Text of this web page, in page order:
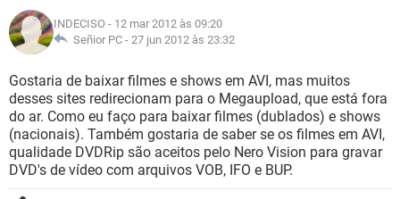
INSTAGRAM
GUIA DE COMPRAS
OUTLOOK EXCEL
INSTAGRAM
GUIA DE COMPRAS
JOGOS
CELULAR FACEBOOK
INSTAGRAM GMAIL
GUIA DE COMPRAS
GLOSSÁRIO
JOGOS
CELULAR FACEBOOK
OUTLOOK EXCEL
INSTAGRAM GMAIL
GUIA DE COMPRAS
INDECISO - 12 mar 2012 às 09:20
Señior PC - 27 jun 2012 às 23:32
Gostaria de baixar filmes e shows em AVI, mas muitos
desses sites redirecionam para o Megaupload, que está fora
do ar. Como eu faço para baixar filmes (dublados) e shows
(nacionais). Também gostaria de saber se os filmes em AVI,
qualidade DVDRip são aceitos pelo Nero Vision para gravar
DVD's de vídeo com arquivos VOB, IFO e BUP.